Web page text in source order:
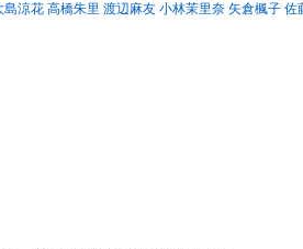
島涼花 高橋朱里 渡辺麻友 小林茉里奈 矢倉楓子 佐